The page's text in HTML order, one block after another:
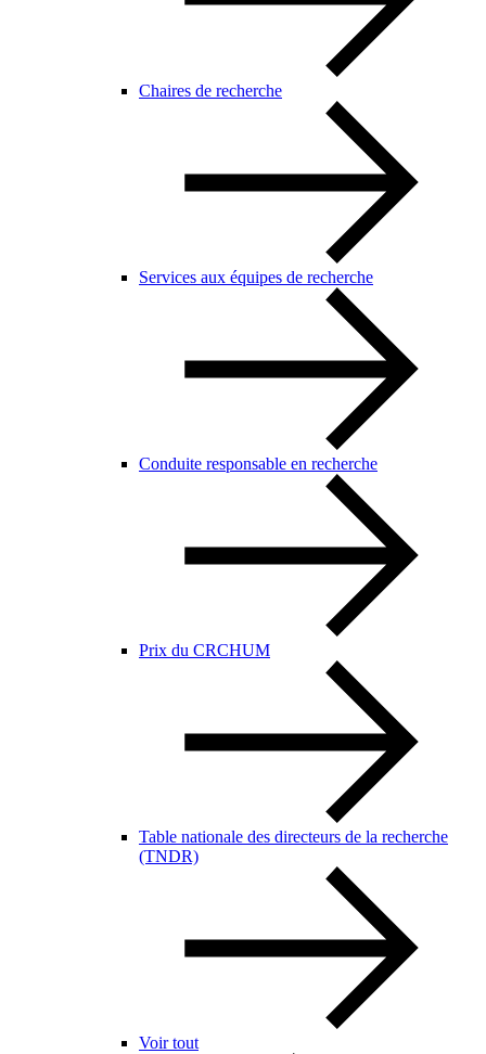
Chaires de recherche
Services aux équipes de recherche
Conduite responsable en recherche
Prix du CRCHUM
Table nationale des directeurs de la recherche
(TNDR)
Voir tout